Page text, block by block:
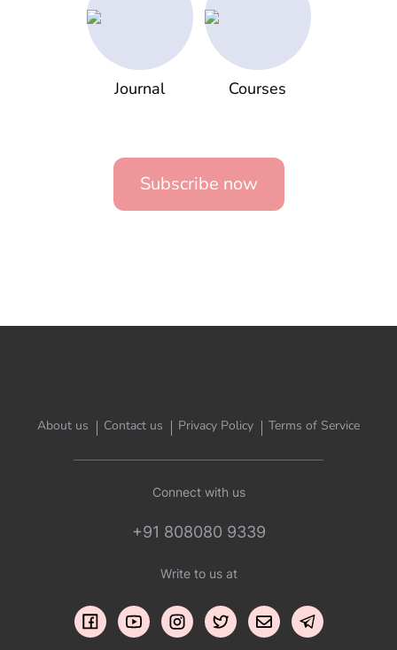
Journal Courses
Subscribe now
About us Contact us Privacy Policy Terms of Service
Connect with us
+91 808080 9339
Write to us at